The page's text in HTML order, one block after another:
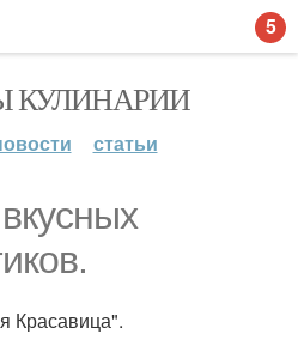
КУЛИНАРИИ
статьи
Красавица".
5